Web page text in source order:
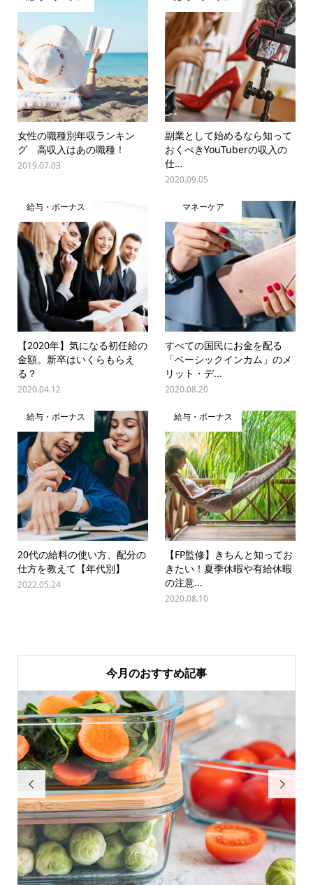
女性の職種別年収ランキン
グ 高収入はあの職種！
2019.07.03
副業として始めるなら知って
おくべきYouTuberの収入の
仕...
2020.09.05
給与・ボーナス
【2020年】気になる初任給の
金額。新卒はいくらもらえ
る？
2020.04.12
マネーケア
すべての国民にお金を配る
「ベーシックインカム」のメ
リット・デ...
2020.08.20
給与・ボーナス
20代の給料の使い方、配分の
仕方を教えて【年代別】
2022.05.24
給与・ボーナス
【FP監修】きちんと知ってお
きたい！夏季休暇や有給休暇
の注意...
2020.08.10
今月のおすすめ記事
 